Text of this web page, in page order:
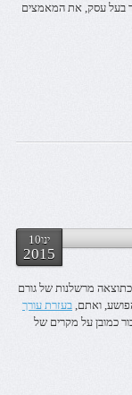
בעל עסק, את המאמצים
ינו10
2015
מרשלנות של גורם
ואתם, בעזרת עורך
כמובן על מקרים של